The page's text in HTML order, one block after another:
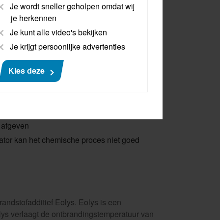
Je wordt sneller geholpen omdat wij
je herkennen
Je kunt alle video's bekijken
Je krijgt persoonlijke advertenties
Kies deze
verschillende oorzaken hebben. Dit
AdBlue ingespoten, of is de
goed
kan het chemische proces niet goed
Eolys. Eolys is een
verlaagt de ontbrandingstemperatuur van